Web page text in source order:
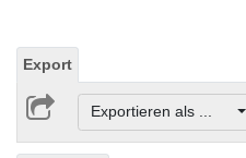
Export
Exportieren als ...